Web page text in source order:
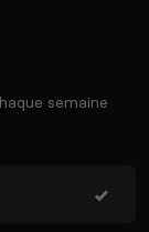
semaine